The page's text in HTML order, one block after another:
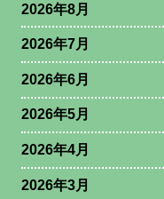
2026年8月
2026年7月
2026年6月
2026年5月
2026年4月
2026年3月